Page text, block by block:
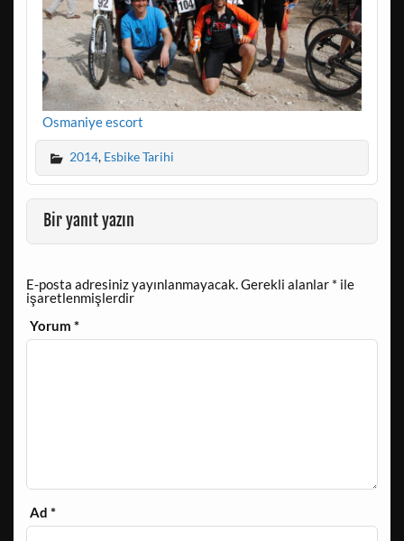
Osmaniye escort
2014, Esbike Tarihi
Bir yanıt yazın
E-posta adresiniz yayınlanmayacak.Gerekli alanlar * ile
işaretlenmişlerdir
Yorum*
Ad*